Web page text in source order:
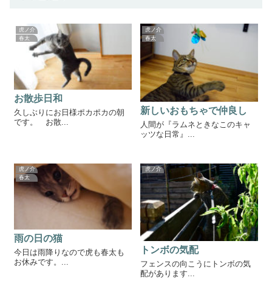
虎ノ介
春太
お散歩日和
久しぶりにお日様ポカポカの朝
です。 お散...
虎ノ介
春太
新しいおもちゃで仲良し
人間が『ラムネときなこのキャ
ッツな日常』...
虎ノ介
春太
雨の日の猫
今日は雨降りなので虎も春太も
お休みです。...
虎ノ介
トンボの気配
フェンスの向こうにトンボの気
配があります...